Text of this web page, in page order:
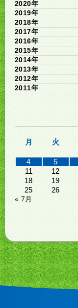
2020年
2019年
2018年
2017年
2016年
2015年
2014年
2013年
2012年
2011年
月 火
4
5
11
12
18
19
25
26
« 7月